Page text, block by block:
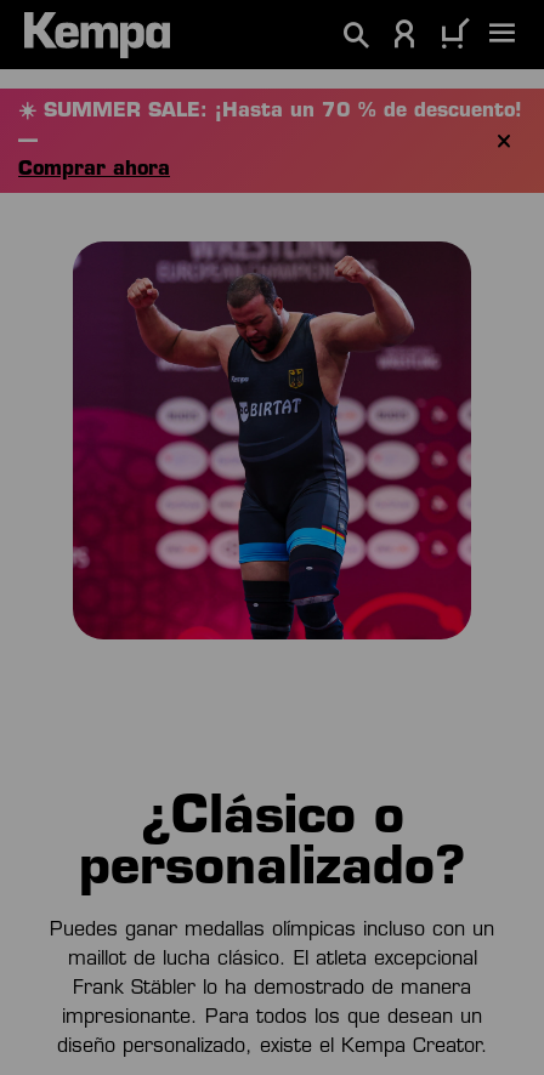
principal
☀️ SUMMER SALE: ¡Hasta un 70 % de descuento!
—
Comprar ahora
¿Clásico o
personalizado?
Puedes ganar medallas olímpicas incluso con un
maillot de lucha clásico. El atleta excepcional
Frank Stäbler lo ha demostrado de manera
impresionante. Para todos los que desean un
diseño personalizado, existe el Kempa Creator.